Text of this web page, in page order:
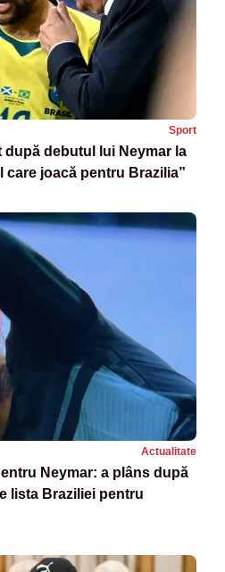
Sport
debutul lui Neymar la
care joacă pentru Brazilia”
Actualitate
Neymar: a plâns după
lista Braziliei pentru